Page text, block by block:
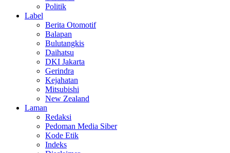
Politik
Label
Berita Otomotif
Balapan
Bulutangkis
Daihatsu
DKI Jakarta
Gerindra
Kejahatan
Mitsubishi
New Zealand
Laman
Redaksi
Pedoman Media Siber
Kode Etik
Indeks